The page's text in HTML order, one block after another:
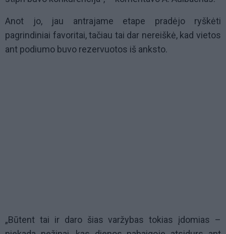
Anot jo, jau antrajame etape pradėjo ryškėti
pagrindiniai favoritai, tačiau tai dar nereiškė, kad vietos
ant podiumo buvo rezervuotos iš anksto.
„Būtent tai ir daro šias varžybas tokias įdomias –